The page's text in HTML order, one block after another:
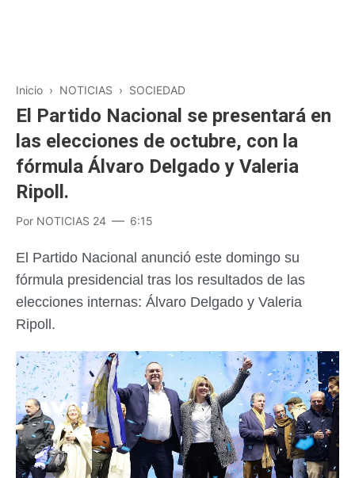
Inicio › NOTICIAS › SOCIEDAD
El Partido Nacional se presentará en
las elecciones de octubre, con la
fórmula Álvaro Delgado y Valeria
Ripoll.
Por NOTICIAS 24 6:15
El Partido Nacional anunció este domingo su
fórmula presidencial tras los resultados de las
elecciones internas: Álvaro Delgado y Valeria
Ripoll.